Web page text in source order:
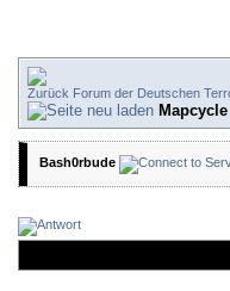
Forum der Deutschen
Mapcycle
Bash0rbude